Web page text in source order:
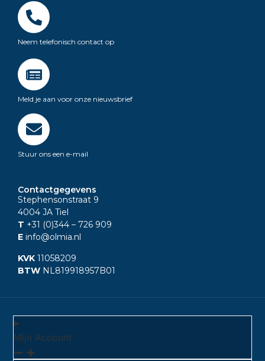
Neem telefonisch contact op
Meld je aan voor onze nieuwsbrief
Stuur ons een e-mail
Contactgegevens
Stephensonstraat 9
4004 JA Tiel
T +31 (0)344 – 726 909
E info@olmia.nl
KVK 11058209
BTW NL819918957B01
Mijn Account